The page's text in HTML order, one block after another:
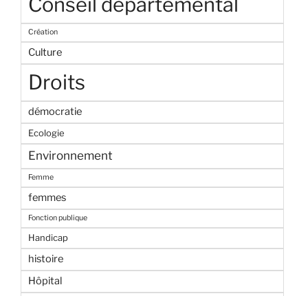
Création
Culture
Droits
démocratie
Ecologie
Environnement
Femme
femmes
Fonction publique
Handicap
histoire
Hôpital